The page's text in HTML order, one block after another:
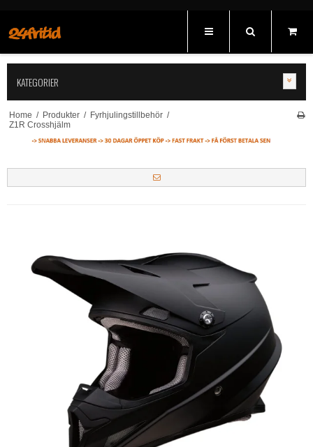
KATEGORIER
Home / Produkter / Fyrhjulingstillbehör /
Z1R Crosshjälm